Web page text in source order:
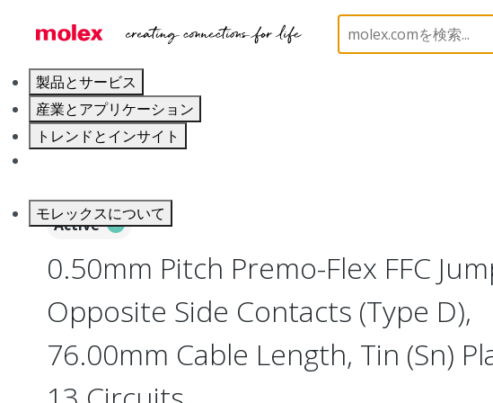
製品とサービス
産業とアプリケーション
トレンドとインサイト
モレックスについて
Flat-Flexible Cable (FFC) 15266
Active
0.50mm Pitch Premo-Flex FFC
Opposite Side Contacts (Type D),
76.00mm Cable Length, Tin (Sn)